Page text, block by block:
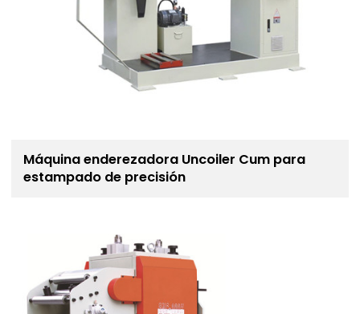
Máquina enderezadora Uncoiler Cum para
estampado de precisión